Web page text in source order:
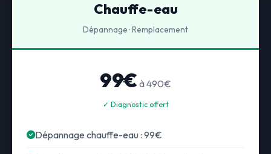
Chauffe-eau
Dépannage · Remplacement
99€ à 490€
✓ Diagnostic offert
Dépannage chauffe-eau : 99€